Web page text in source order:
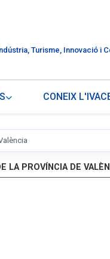
Turisme, Innovació i
CONEIX
LA PROVÍNCIA DE